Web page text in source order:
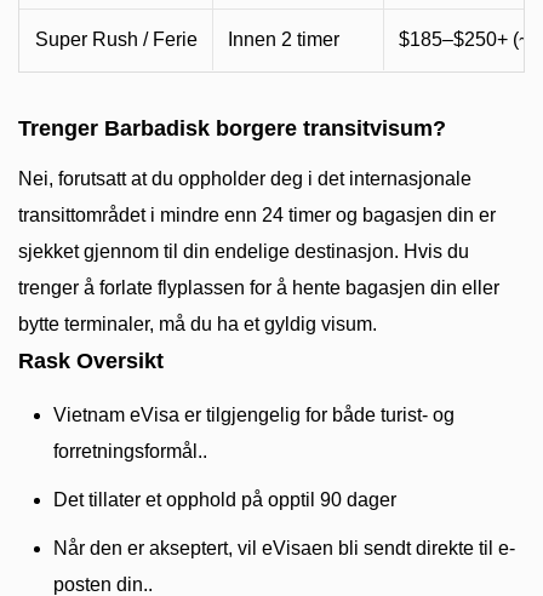
Super Rush / Ferie Innen 2 timer $185–$250+
Trenger Barbadisk borgere transitvisum?
Nei, forutsatt at du oppholder deg i det internasjonale
transittområdet i mindre enn 24 timer og bagasjen din er
sjekket gjennom til din endelige destinasjon. Hvis du
trenger å forlate flyplassen for å hente bagasjen din eller
bytte terminaler, må du ha et gyldig visum.
Rask Oversikt
Vietnam eVisa er tilgjengelig for både turist- og
forretningsformål..
Det tillater et opphold på opptil 90 dager
Når den er akseptert, vil eVisaen bli sendt direkte til e-
posten din..